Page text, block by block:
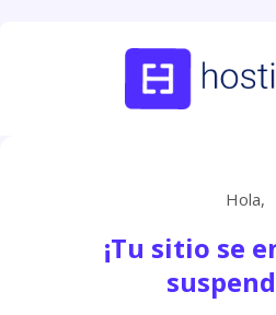
Hola,
¡Tu sitio se